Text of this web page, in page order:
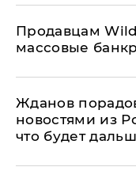
Продавцам
массовые
Жданов
новостями из
что будет